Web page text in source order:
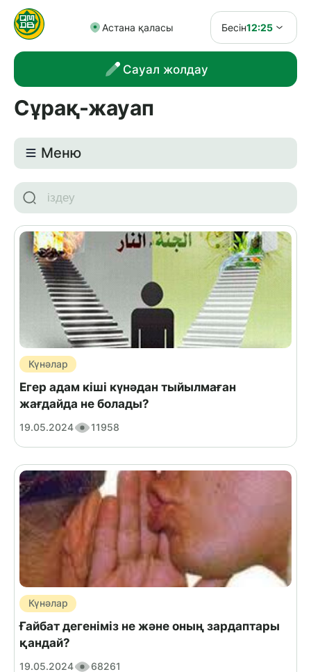
Астана қаласы Бесін12:25
Сауал жолдау
Сұрақ-жауап
Meню
Күнәлар
Егер адам кіші күнәдан тыйылмаған
жағдайда не болады?
19.05.2024 11958
Күнәлар
Ғайбат дегеніміз не және оның зардаптары
қандай?
19.05.2024 68261